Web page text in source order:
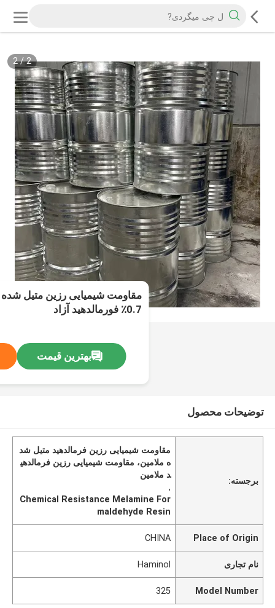
2
/
2
مقاومت شیمیایی رزین متیل شده
0.7٪ فورمالدهید آزاد
بهترین قیمت
توضیحات محصول
برجسته:
مقاومت شیمیایی رزین فرمالدهید متیل شد
ه ملامین، مقاومت شیمیایی رزین فرمالدهی
د ملامین
,
Chemical Resistance Melamine For
maldehyde Resin
Place of Origin
CHINA
نام تجاری Haminol
Model Number
325